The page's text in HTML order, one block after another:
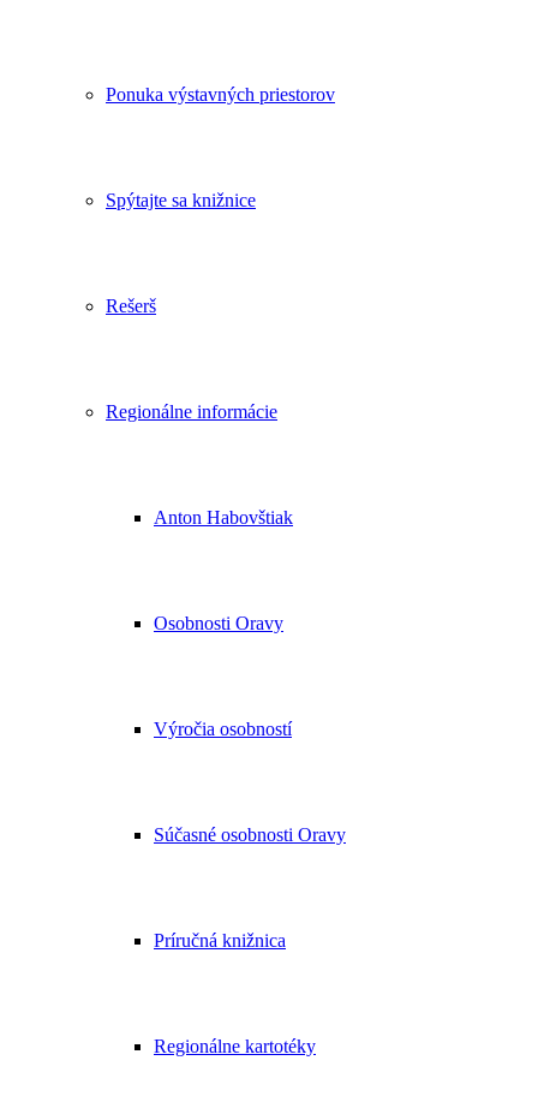
Ponuka výstavných priestorov
Spýtajte sa knižnice
Rešerš
Regionálne informácie
Anton Habovštiak
Osobnosti Oravy
Výročia osobností
Súčasné osobnosti Oravy
Príručná knižnica
Regionálne kartotéky